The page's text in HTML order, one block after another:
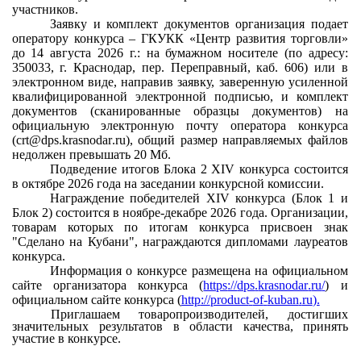
участников.
Заявку и комплект документов организация подает
оператору конкурса – ГКУКК «Центр развития торговли»
до 14 августа 2026 г.: на бумажном носителе (по адресу:
350033, г. Краснодар, пер. Переправный, каб. 606) или в
электронном виде, направив заявку, заверенную усиленной
квалифицированной электронной подписью, и комплект
документов (сканированные образцы документов) на
официальную электронную почту оператора конкурса
(crt@dps.krasnodar.ru), общий размер направляемых файлов
недолжен превышать 20 Мб.
Подведение итогов Блока 2 XIV конкурса состоится
в октябре 2026 года на заседании конкурсной комиссии.
Награждение победителей XIVконкурса (Блок 1 и
Блок 2) состоится в ноябре-декабре 2026 года. Организации,
товарам которых по итогам конкурса присвоен знак
"Сделано на Кубани", награждаются дипломами лауреатов
конкурса.
Информация о конкурсе размещена на официальном
сайте организатора конкурса (https://dps.krasnodar.ru/) и
официальном сайте конкурса (http://product-of-kuban.ru).
Приглашаем товаропроизводителей, достигших
значительных результатов в области качества, принять
участие в конкурсе.